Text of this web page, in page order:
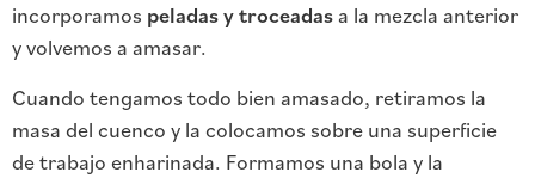
incorporamos peladas y troceadasa la mezcla anterior
y volvemos a amasar.
Cuando tengamos todo bien amasado, retiramos la
masa del cuenco y la colocamos sobre una superficie
de trabajo enharinada. Formamos una bola y la